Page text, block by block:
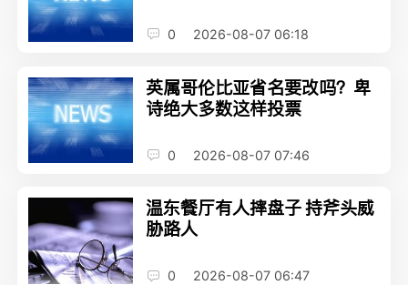
0 2026-08-07 06:18
英属哥伦比亚省名要改吗？卑
诗绝大多数这样投票
0 2026-08-07 07:46
温东餐厅有人摔盘子 持斧头威
胁路人
0 2026-08-07 06:47